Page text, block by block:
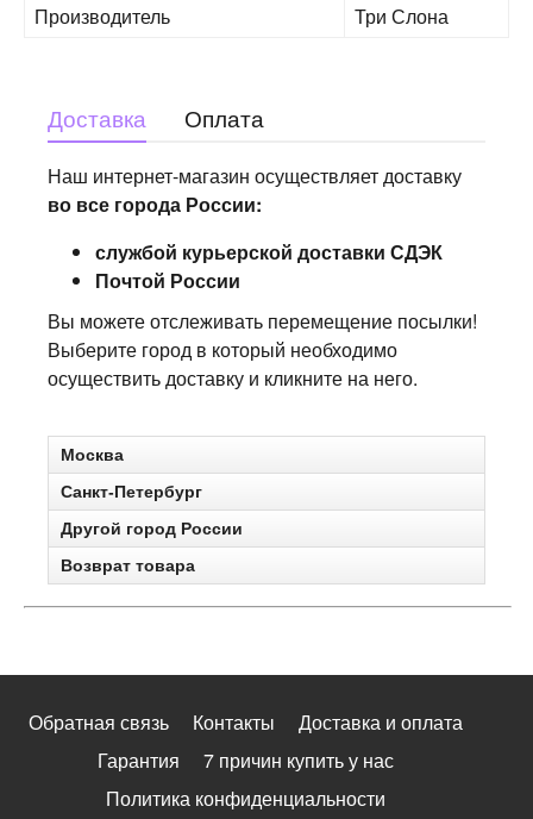
Производитель
Три Слона
Доставка Оплата
Наш интернет-магазин осуществляет доставку
во все города России:
службой курьерской доставки СДЭК
Почтой России
Вы можете отслеживать перемещение посылки!
Выберите город в который необходимо
осуществить доставку и кликните на него.
Москва
Санкт-Петербург
Другой город России
Возврат товара
Обратная связь Контакты
Доставка и оплата
Гарантия
7 причин купить у нас
Политика конфиденциальности